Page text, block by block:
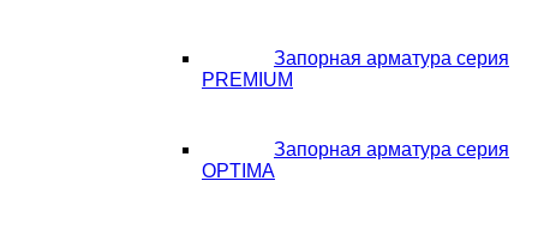
Запорная арматура серия
PREMIUM
Запорная арматура серия
OPTIMA